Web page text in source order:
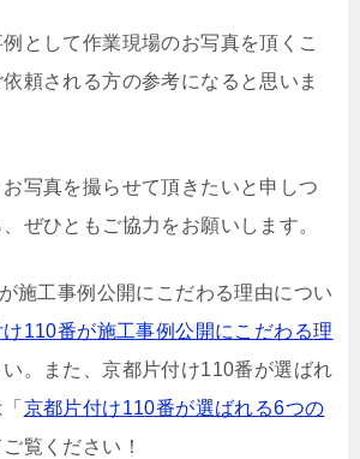
として作業現場のお写真を頂くこ
頼される方の参考になると思いま
写真を撮らせて頂きたいと申しつ
ぜひともご協力をお願いします。
施工事例公開にこだわる理由につい
110番が施工事例公開にこだわる理
い。また、京都片付け110番が選ばれ
京都片付け110番が選ばれる6つの
覧ください！